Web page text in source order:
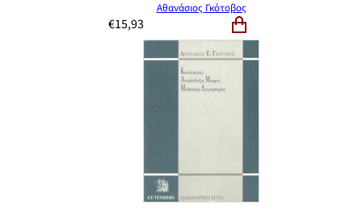
Αθανάσιος Γκότοβος
€15,93